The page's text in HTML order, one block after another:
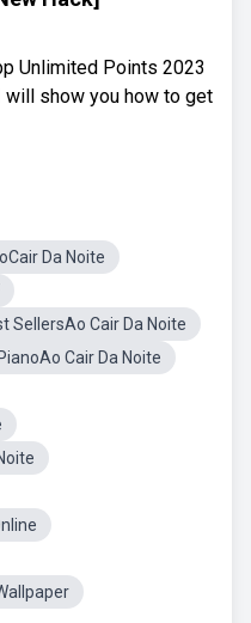
Unlimited Points 2023
will show you how to get
Da Noite
SellersAo Cair Da Noite
Cair Da Noite